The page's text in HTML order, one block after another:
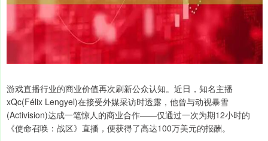
游戏直播行业的商业价值再次刷新公众认知。近日，知名主播
xQc(Félix Lengyel)在接受外媒采访时透露，他曾与动视暴雪
(Activision)达成一笔惊人的商业合作——仅通过一次为期12小时的
《使命召唤：战区》直播，便获得了高达100万美元的报酬。